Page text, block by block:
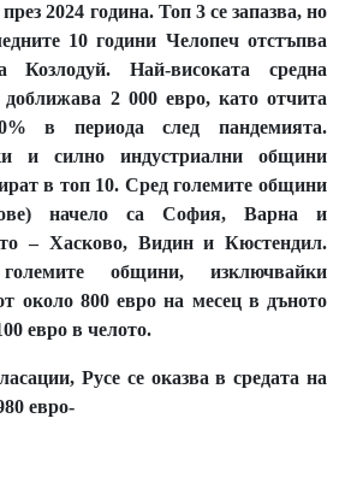
2024 година. Топ 3 се запазва, но
10 години Челопеч отстъпва
Най-високата средна
доближава 2 000 евро, като отчита
в периода след пандемията.
и силно индустриални общини
в топ 10. Сред големите общини
начело са София, Варна и
– Хасково, Видин и Кюстендил.
общини, изключвайки
около 800 евро на месец в дъното
евро в челото.
Русе се оказва в средата на
евро-